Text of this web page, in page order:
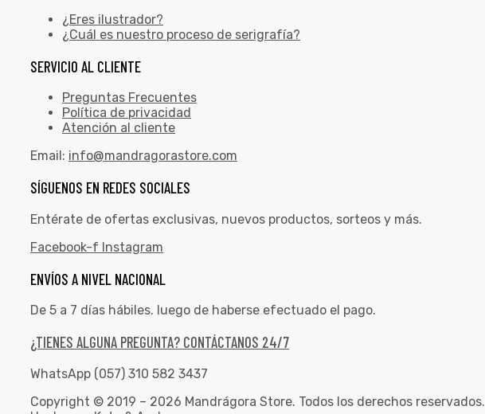
¿Eres ilustrador?
¿Cuál es nuestro proceso de serigrafía?
SERVICIO AL CLIENTE
Preguntas Frecuentes
Política de privacidad
Atención al cliente
Email: info@mandragorastore.com
SÍGUENOS EN REDES SOCIALES
Entérate de ofertas exclusivas, nuevos productos, sorteos y más.
Facebook-f Instagram
ENVÍOS A NIVEL NACIONAL
De 5 a 7 días hábiles. luego de haberse efectuado el pago.
¿TIENES ALGUNA PREGUNTA? CONTÁCTANOS 24/7
WhatsApp (057) 310 582 3437
Copyright © 2019 – 2026 Mandrágora Store. Todos los derechos reservados.